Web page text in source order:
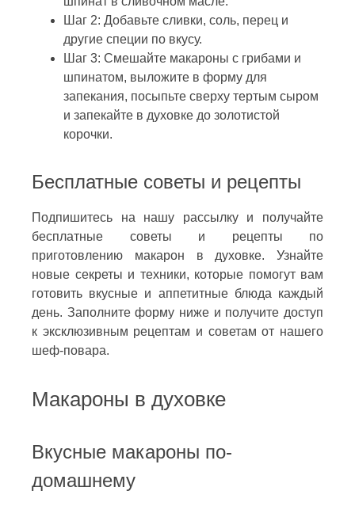
Шаг 2: Добавьте сливки, соль, перец и
другие специи по вкусу.
Шаг 3: Смешайте макароны с грибами и
шпинатом, выложите в форму для
запекания, посыпьте сверху тертым сыром
и запекайте в духовке до золотистой
корочки.
Бесплатные советы и рецепты
Подпишитесь на нашу рассылку и получайте
бесплатные советы и рецепты по
приготовлению макарон в духовке. Узнайте
новые секреты и техники, которые помогут вам
готовить вкусные и аппетитные блюда каждый
день. Заполните форму ниже и получите доступ
к эксклюзивным рецептам и советам от нашего
шеф-повара.
Макароны в духовке
Вкусные макароны по-
домашнему